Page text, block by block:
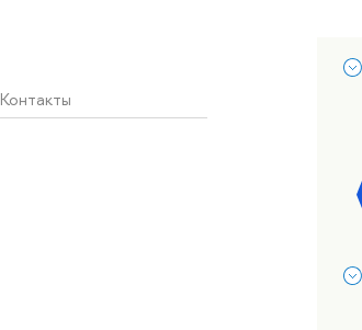
Контакты